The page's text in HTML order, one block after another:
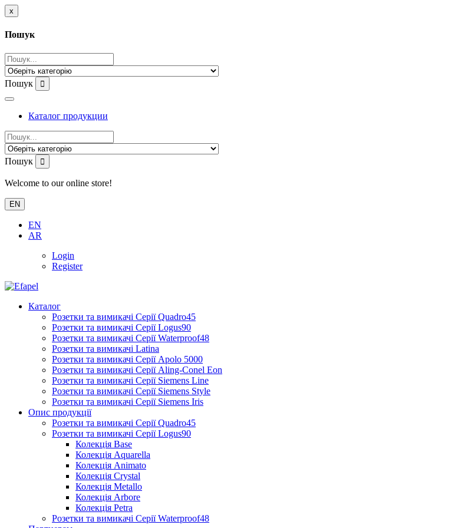
x
Пошук
Пошук
Каталог продукции
Пошук
Welcome to our online store!
EN
EN
AR
Login
Register
Каталог
Розетки та вимикачі Серії Quadro45
Розетки та вимикачі Серії Logus90
Розетки та вимикачі Серії Waterproof48
Розетки та вимикачі Latina
Розетки та вимикачі Серії Apolo 5000
Розетки та вимикачі Серії Aling-Conel Eon
Розетки та вимикачі Серії Siemens Line
Розетки та вимикачі Серії Siemens Style
Розетки та вимикачі Серії Siemens Iris
Опис продукції
Розетки та вимикачі Серії Quadro45
Розетки та вимикачі Серії Logus90
Колекція Base
Колекція Aquarella
Колекція Animato
Колекція Crystal
Колекція Metallo
Колекція Arbore
Колекція Petra
Розетки та вимикачі Серії Waterproof48